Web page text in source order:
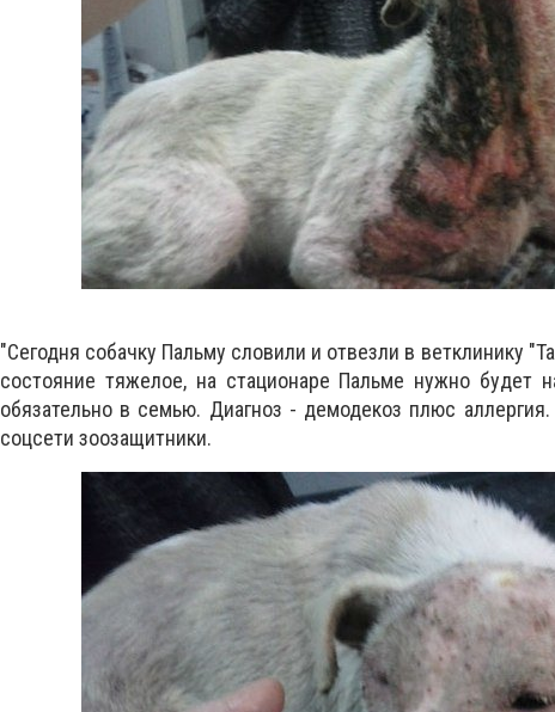
"Сегодня собачку Пальму словили и отвезли в ветклинику
состояние тяжелое, на стационаре Пальме нужно будет
обязательно в семью. Диагноз - демодекоз плюс
соцсети зоозащитники.